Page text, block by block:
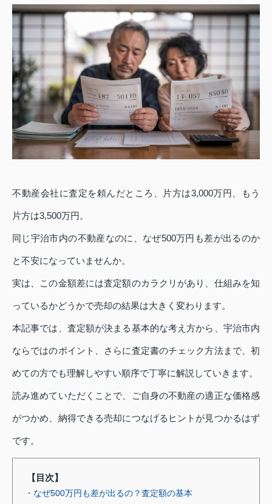
不動産会社に査定を頼んだところ、片方は3,000万円、もう
片方は3,500万円。
同じ宇治市内の不動産なのに、なぜ500万円も差が出るのか
と不安になっていませんか。
実は、この金額差には査定額のカラクリがあり、仕組みを知
っているかどうかで売却の結果は大きく変わります。
本記事では、査定額が決まる基本的な考え方から、宇治市内
ならではのポイント、さらに査定書のチェック方法まで、初
めての方でも理解しやすい順序で丁寧に解説していきます。
読み進めていただくことで、ご自身の不動産の適正な価格感
がつかめ、納得できる売却につなげるヒントが見つかるはず
です。
【目次】
・なぜ500万円も差が出るの？査定額の基本